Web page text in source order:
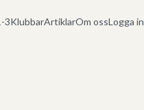
3KlubbarArtiklarOm ossLogga in